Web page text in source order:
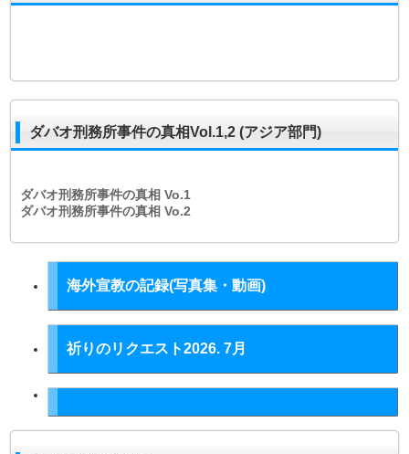
ダバオ刑務所事件の真相Vol.1,2 (アジア部門)
ダバオ刑務所事件の真相Vo.1
ダバオ刑務所事件の真相Vo.2
海外宣教の記録(写真集・動画)
祈りのリクエスト2026. 7月